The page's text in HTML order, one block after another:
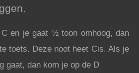
en je gaat ½ toon omhoog, dan
toets. Deze noot heet Cis. Als je
gaat, dan kom je op de D